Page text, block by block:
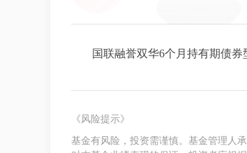
国联融誉双华6个月持有期债
《风险提示》
基金有风险，投资需谨慎。基金管理人